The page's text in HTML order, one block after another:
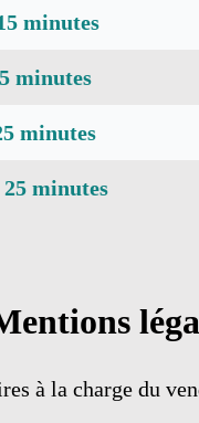
minutes
minutes
minutes
25 minutes
à la charge du